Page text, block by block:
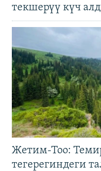
текшерүү күч
Жетим-Тоо:
тегерегиндеги